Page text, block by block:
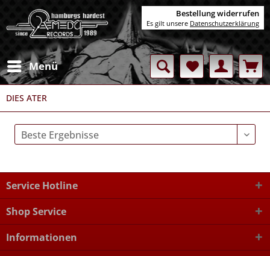
Menü
DIES ATER
Service Hotline
Shop Service
Informationen
Bestellung widerrufen
Es gilt unsere Datenschutzerklärung